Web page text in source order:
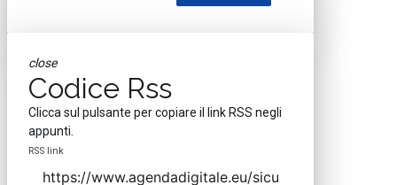
close
Codice Rss
Clicca sul pulsante per copiare il link RSS negli
appunti.
RSS link